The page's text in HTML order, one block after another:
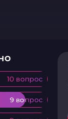
10 вопрос
10 вопрос
9 вопрос
9 вопрос